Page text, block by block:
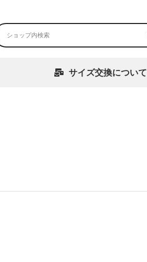
サイズ交換について